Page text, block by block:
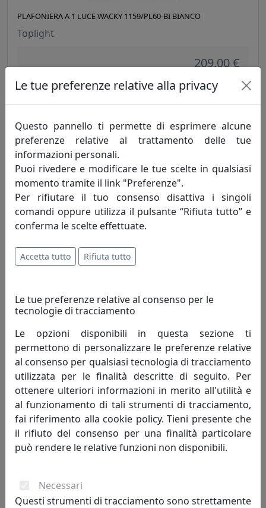
PLAFONIERA A 1 LUCE WACKY 1159/PL60-BI BIANCO
Toplight
209,00 €
PLAFONIERA A 1 LUCE WACKY 1159/PL60-GR GRIGIO
PLAFONIERA A 1 LUCE WACKY 1159/PL60-SA SABBIA
Toplight
Le tue preferenze relative alla privacy
Questo pannello ti permette di esprimere alcune
preferenze relative al trattamento delle tue
informazioni personali.
Puoi rivedere e modificare le tue scelte in qualsiasi
momento tramite il link "Preferenze".
Per rifiutare il tuo consenso disattiva i singoli
comandi oppure utilizza il pulsante “Rifiuta tutto” e
conferma le scelte effettuate.
Accetta tutto Rifiuta tutto
Le tue preferenze relative al consenso per le
tecnologie di tracciamento
Le opzioni disponibili in questa sezione ti
permettono di personalizzare le preferenze relative
al consenso per qualsiasi tecnologia di tracciamento
utilizzata per le finalità descritte di seguito. Per
ottenere ulteriori informazioni in merito all'utilità e
al funzionamento di tali strumenti di tracciamento,
fai riferimento alla cookie policy. Tieni presente che
il rifiuto del consenso per una finalità particolare
può rendere le relative funzioni non disponibili.
Necessari
Questi strumenti di tracciamento sono strettamente